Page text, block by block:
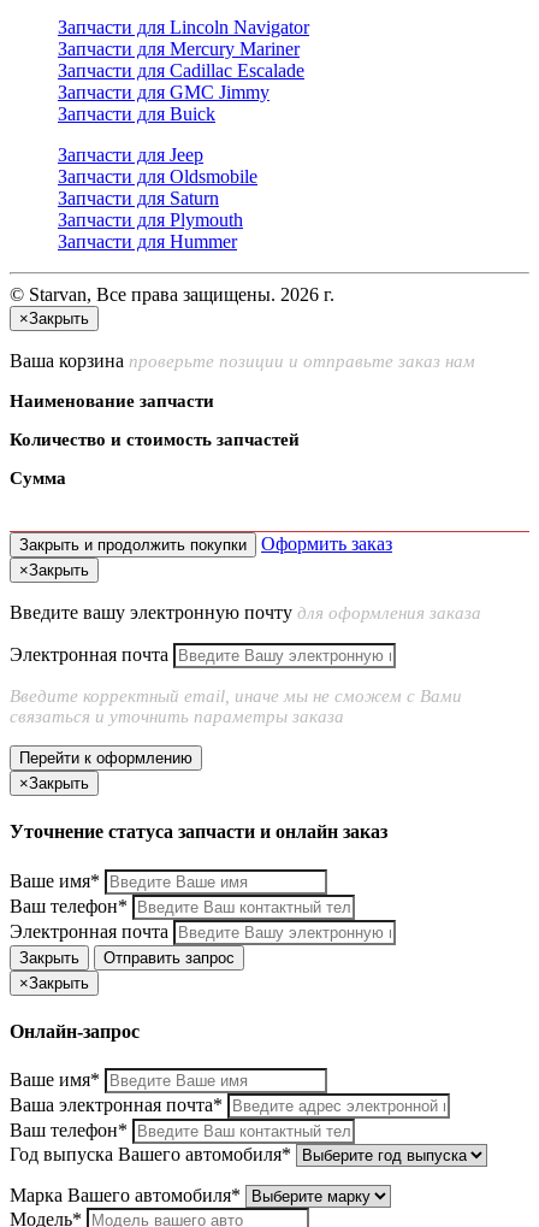
Запчасти для Lincoln Navigator
Запчасти для Mercury Mariner
Запчасти для Cadillac Escalade
Запчасти для GMC Jimmy
Запчасти для Buick
Запчасти для Jeep
Запчасти для Oldsmobile
Запчасти для Saturn
Запчасти для Plymouth
Запчасти для Hummer
© Starvan, Все права защищены. 2026 г.
×Закрыть
Ваша корзина проверьте позиции и отправьте заказ нам
Наименование запчасти
Количество и стоимость запчастей
Сумма
Закрыть и продолжить покупки Оформить заказ
×Закрыть
Введите вашу электронную почту для оформления заказа
Электронная почта
Введите корректный email, иначе мы не сможем с Вами
связаться и уточнить параметры заказа
Перейти к оформлению
×Закрыть
Уточнение статуса запчасти и онлайн заказ
Ваше имя*
Ваш телефон*
Электронная почта
Закрыть
Отправить запрос
×Закрыть
Онлайн-запрос
Ваше имя*
Ваша электронная почта*
Ваш телефон*
Год выпуска Вашего автомобиля*
Марка Вашего автомобиля*
Модель*